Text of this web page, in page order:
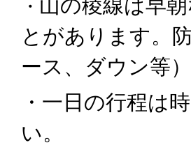
・ 山の稜線は早
とがあります。
ース、ダウン等
・一日の行程は
い。